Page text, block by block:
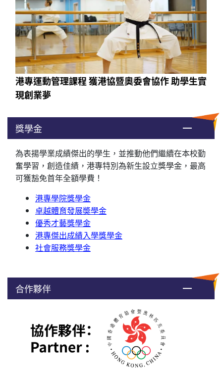
港專運動管理課程 獲港協暨奧委會協作 助學生實
現創業夢
獎學金
為表揚學業成績傑出的學生，並推動他們繼續在本校勤
奮學習，創造佳績，港專特別為新生設立獎學金，最高
可獲豁免首年全額學費！
港專學院獎學金
卓越體育發展奬學金
優秀才藝獎學金
港專傑出成績入學獎學金
社會服務獎學金
合作夥伴